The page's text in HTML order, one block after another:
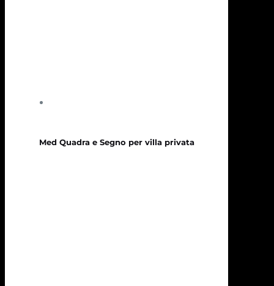
Med Quadra e Segno per villa privata